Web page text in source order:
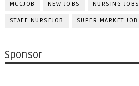
MCCJOB NEW JOBS NURSING JOBS
STAFF NURSEJOB SUPER MARKET JOB
Sponsor